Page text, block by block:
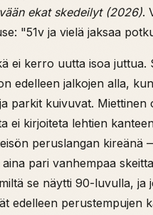
ekat skedeilyt (2026).
"51v ja vielä jaksaa
ei kerro uutta isoa juttua.
edelleen jalkojen alla,
parkit kuivuvat. Miettinen
ei kirjoiteta lehtien
peruslangan kireänä
pari vanhempaa
se näytti 90-luvulla, ja
edelleen perustempujen